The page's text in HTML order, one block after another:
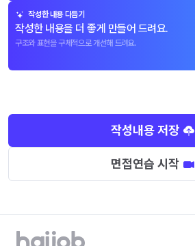
작성한 내용 다듬기
작성한 내용을 더 좋게 만들어 드려요.
구조와 표현을 구체적으로 개선해 드려요.
작성내용 저장
면접연습 시작